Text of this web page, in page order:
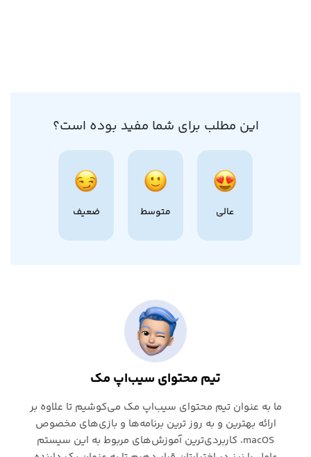
این مطلب برای شما مفید بوده است؟
عالی متوسط ضعیف
تیم محتوای سیب‌اپ مک
ما به عنوان تیم محتوای سیب‌اپ مک می‌کوشیم تا علاوه بر
ارائه بهترین و به روز ترین برنامه‌ها و بازی‌های مخصوص
macOS، کاربردی‌ترین آموزش‌های مربوط به این سیستم